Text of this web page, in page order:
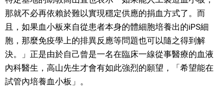
那就不必再依賴​​於難以實現穩定供應的捐血方式了。而
且，如果血小板來自從患者本身的體細胞培養出的iPS細
胞，那麼免疫學上的排異反應等問題也可以隨之得到解
決。」正是由於自己曾是一名在臨床一線從事醫療的血液
內科醫生，高山先生才會有如此強烈的願望，「希望能在
試管內培養血小板」。